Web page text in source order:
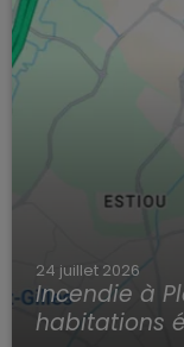
24 juillet 2026
Incendie à
habitations